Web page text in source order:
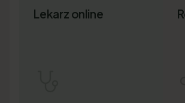
Lekarz online